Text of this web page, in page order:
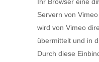
Servern von
wird von Vimeo
übermittelt und in
Durch diese